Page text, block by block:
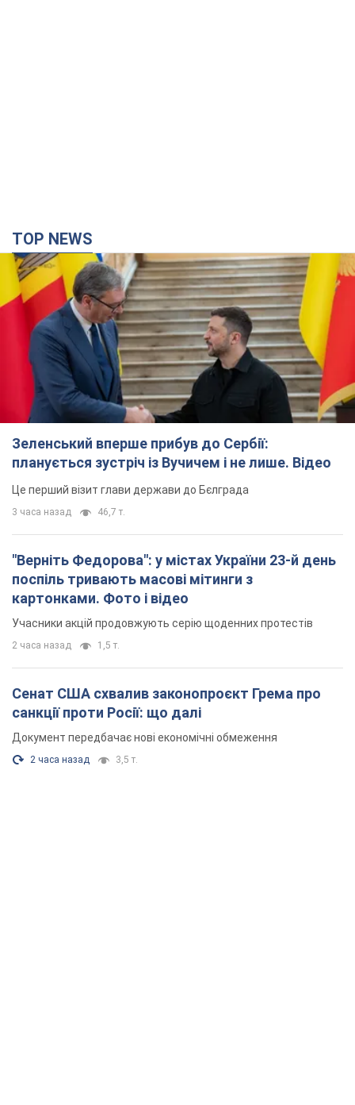
TOP NEWS
Зеленський вперше прибув до Сербії:
планується зустріч із Вучичем і не лише. Відео
Це перший візит глави держави до Бєлграда
3 часа назад 46,7 т.
"Верніть Федорова": у містах України 23-й день
поспіль тривають масові мітинги з
картонками. Фото і відео
Учасники акцій продовжують серію щоденних протестів
2 часа назад 1,5 т.
Сенат США схвалив законопроєкт Грема про
санкції проти Росії: що далі
Документ передбачає нові економічні обмеження
2 часа назад 3,5 т.